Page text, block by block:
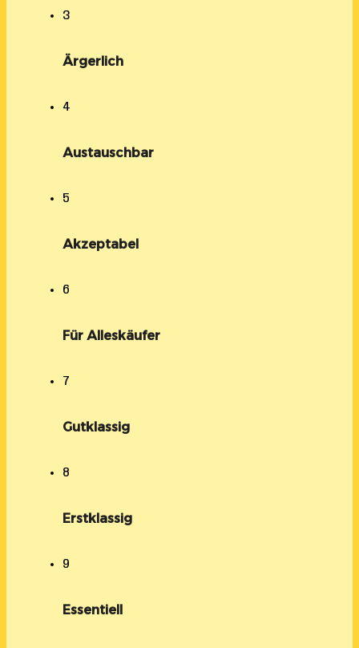
3
Ärgerlich
4
Austauschbar
5
Akzeptabel
6
Für Alleskäufer
7
Gutklassig
8
Erstklassig
9
Essentiell